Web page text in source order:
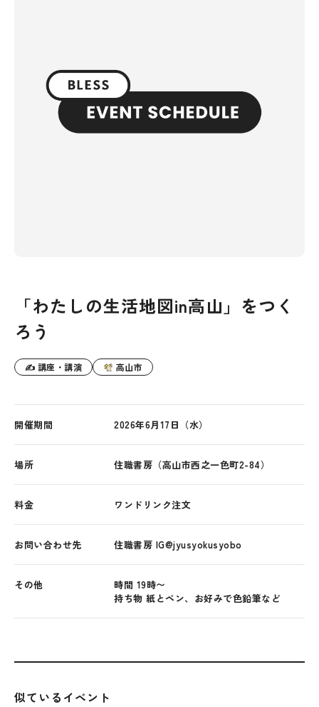
「わたしの生活地図in高山」をつく
ろう
✍ 講座・講演 高山市
開催期間 2026年6月17日（水）
場所 住職書房（高山市西之一色町2-84）
料金 ワンドリンク注文
お問い合わせ先 住職書房 IG@jyusyokusyobo
その他
時間 19時〜
持ち物 紙とペン、お好みで色鉛筆など
似ているイベント